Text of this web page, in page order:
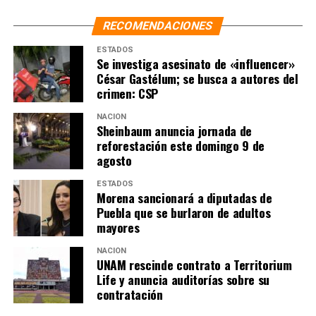
El festival tuvo su cierre en este escenario con el
concierto de la banda de rock mexicoestadounidense Los
Lobos, que pusieron a bailar a los presentes con sus más
de 50 años de trayectoria, desde que saltaron al
escenario aproximadamente a las 11:10 p.m.
NOTAS RELACIONADAS: BELLA LITSA
CDMX
CECILIA TOUSSAINT
CULTURA
LA HOGUERA
MEME DEL REAL
MÉXICO
SIGUIENTE
CDMX recibirá el XIV Foro Urbano Mundial en 2028
NO TE PIERDAS
¿Qué servicios brindará la ‘Utopía Mixiuhca’?
RECOMENDACIONES
ESTADOS
Se investiga asesinato de «influencer»
César Gastélum; se busca a autores del
crimen: CSP
NACIÓN
Sheinbaum anuncia jornada de
reforestación este domingo 9 de
agosto
ESTADOS
Morena sancionará a diputadas de
Puebla que se burlaron de adultos
mayores
NACIÓN
UNAM rescinde contrato a Territorium
Life y anuncia auditorías sobre su
contratación